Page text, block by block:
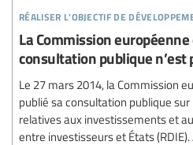
réaliser l’objectif de
La Commission
consultation publique n’est
Le 27 mars 2014, la Commission
publié sa consultation publique
relatives aux investissements et
entre investisseurs et États